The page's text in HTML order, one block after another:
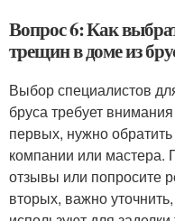
Вопрос 6: Как
трещин в доме из
Выбор специалистов
бруса требует
первых, нужно
компании или мастера.
отзывы или попросите
вторых, важно